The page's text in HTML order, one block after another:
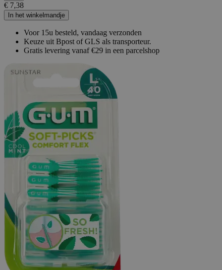
€ 7,38
In het winkelmandje
Voor 15u besteld, vandaag verzonden
Keuze uit Bpost of GLS als transporteur.
Gratis levering vanaf €29 in een parcelshop